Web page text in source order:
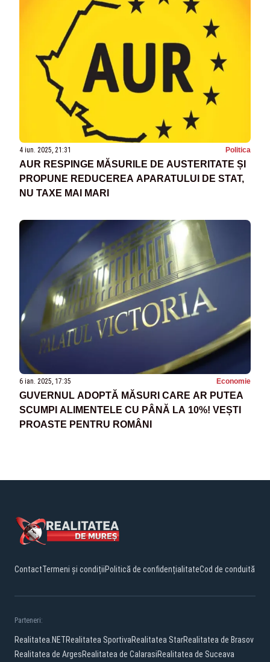
4 iun. 2025, 21:31 Politica
AUR RESPINGE MĂSURILE DE AUSTERITATE ȘI
PROPUNE REDUCEREA APARATULUI DE STAT,
NU TAXE MAI MARI
6 ian. 2025, 17:35 Economie
GUVERNUL ADOPTĂ MĂSURI CARE AR PUTEA
SCUMPI ALIMENTELE CU PÂNĂ LA 10%! VEȘTI
PROASTE PENTRU ROMÂNI
ContactTermeni și condițiiPolitică de confidențialitateCod de conduită
Parteneri:
Realitatea.NETRealitatea SportivaRealitatea StarRealitatea de Brasov
Realitatea de ArgesRealitatea de CalarasiRealitatea de Suceava